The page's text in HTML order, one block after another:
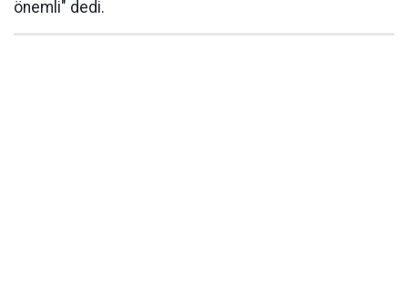
önemli" dedi.